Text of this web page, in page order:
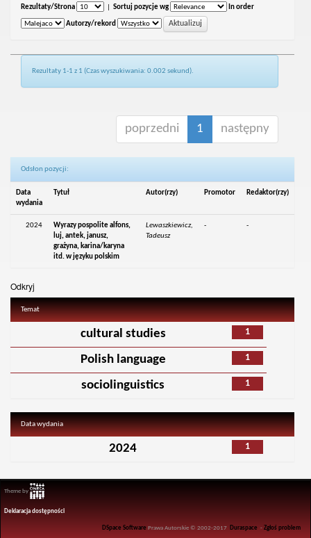
Rezultaty/Strona Sortuj pozycje wg In order
Autorzy/rekord
Rezultaty 1-1 z 1 (Czas wyszukiwania: 0.002 sekund).
poprzedni 1 następny
Odsłon pozycji:
Data
wydania
Tytuł Autor(rzy) Promotor Redaktor(rzy)
2024
Wyrazy pospolite alfons,
luj, antek, janusz,
grażyna, karina/karyna
itd. w języku polskim
Lewaszkiewicz,
Tadeusz
- -
Odkryj
Temat
1
cultural studies
1
Polish language
1
sociolinguistics
Data wydania
1
2024
Theme by
Deklaracja dostępności
DSpace Software Prawa Autorskie © 2002-2017 Duraspace -Zgłoś problem